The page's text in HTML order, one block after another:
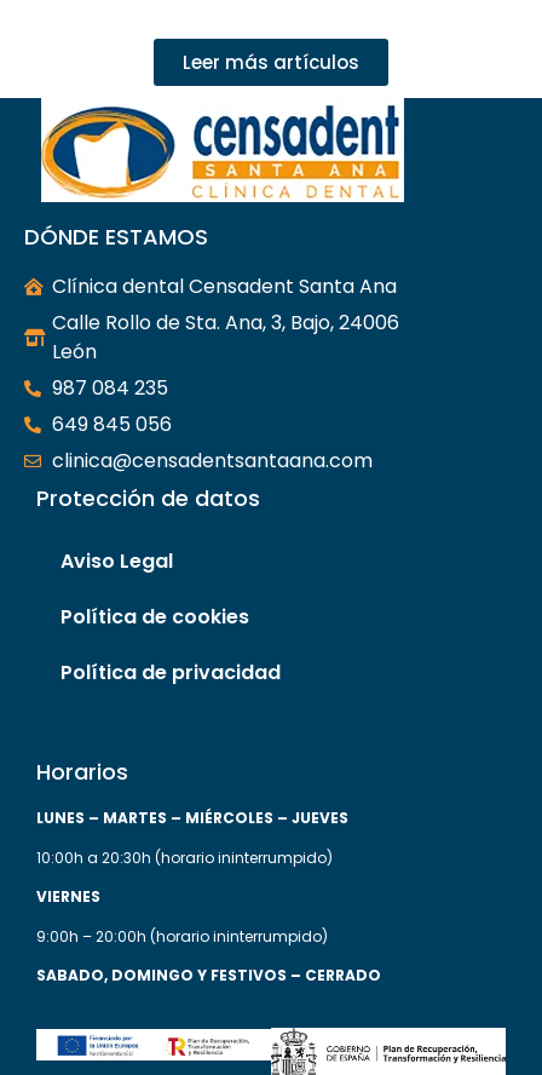
Leer más artículos
DÓNDE ESTAMOS
Clínica dental Censadent Santa Ana
Calle Rollo de Sta. Ana, 3, Bajo, 24006
León
987 084 235
649 845 056
clinica@censadentsantaana.com
Protección de datos
Aviso Legal
Política de cookies
Política de privacidad
Horarios
LUNES – MARTES – MIÉRCOLES – JUEVES
10:00h a 20:30h (horario ininterrumpido)
VIERNES
9:00h – 20:00h (horario ininterrumpido)
SABADO, DOMINGO Y FESTIVOS – CERRADO